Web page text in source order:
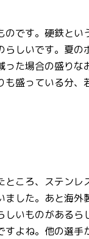
です。硬鉄と
らしいです。夏
った場合の盛り
盛っている分、
ところ、ステン
ました。あと海
いものがある
よね。他の選